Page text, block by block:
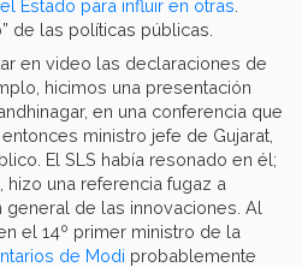
Estado para influir en otras
de las políticas públicas.
en video las declaraciones de
hicimos una presentación
en una conferencia que
ministro jefe de Gujarat,
El SLS había resonado en él;
una referencia fugaz a
de las innovaciones. Al
el 14º primer ministro de la
de Modi probablemente